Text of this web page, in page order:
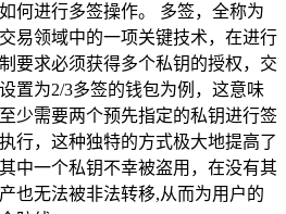
何进行多签操作。 多签，全称为
易领域中的一项关键技术，在进行
要求必须获得多个私钥的授权，交
置为2/3多签的钱包为例，这意味
少需要两个预先指定的私钥进行签
行，这种独特的方式极大地提高了
中一个私钥不幸被盗用，在没有其
也无法被非法转移,从而为用户的